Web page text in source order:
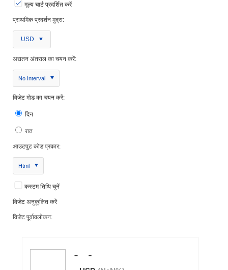
मूल्य चार्ट प्रदर्शित करें
प्राथमिक प्रदर्शन मुद्रा:
USD
अद्यतन अंतराल का चयन करें:
No Interval
विजेट मोड का चयन करें:
दिन
रात
आउटपुट कोड प्रकार:
Html
कस्टम तिथि चुनें
विजेट अनुकूलित करें
विजेट पूर्वावलोकन: